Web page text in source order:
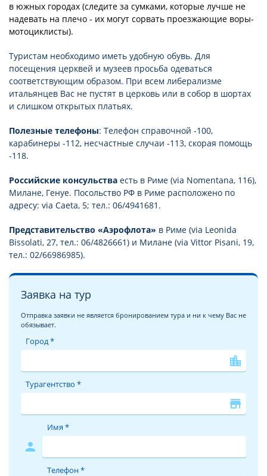
в южных городах (следите за сумками, которые лучше не
надевать на плечо - их могут сорвать проезжающие воры-
мотоциклисты).
Туристам необходимо иметь удобную обувь. Для
посещения церквей и музеев просьба одеваться
соответствующим образом. При всем либерализме
итальянцев Вас не пустят в церковь или в собор в шортах
и слишком открытых платьях.
Полезные телефоны: Телефон справочной -100,
карабинеры -112, несчастные случаи -113, скорая помощь
-118.
Российские консульства есть в Риме (via Nomentana, 116),
Милане, Генуе. Посольство РФ в Риме расположено по
адресу: via Caeta, 5; тел.: 06/4941681.
Представительство «Аэрофлота» в Риме (via Leonida
Bissolati, 27, тел.: 06/4826661) и Милане (via Vittor Pisani, 19,
тел.: 02/66986985).
Заявка на тур
Отправка заявки не является бронированием тура и ни к чему Вас не
обязывает.
Город *
location_city
Турагентство *
store
person
Имя *
Телефон *